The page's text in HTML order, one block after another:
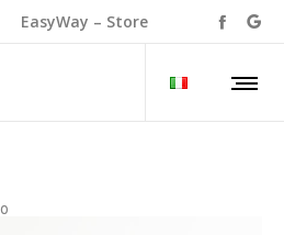
EasyWay – Store
0